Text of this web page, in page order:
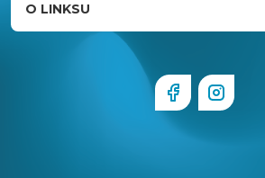
O LINKSU